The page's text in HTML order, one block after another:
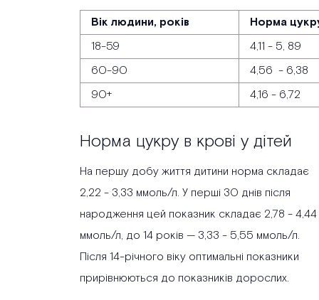
Вік людини, років
Норма
18-59
4,11 - 5, 89
60-90
4,56 - 6,38
90+
4,16 - 6,72
Норма цукру в крові у дітей
На першу добу життя дитини норма складає
2,22 - 3,33 ммоль/л. У перші 30 днів після
народження цей показник складає 2,78 - 4,44
ммоль/л, до 14 років — 3,33 - 5,55 ммоль/л.
Після 14-річного віку оптимальні показники
прирівнюються до показників дорослих.